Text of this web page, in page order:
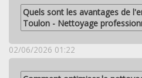
Quels sont les avantages de
Toulon - Nettoyage
02/06/2026 01:22